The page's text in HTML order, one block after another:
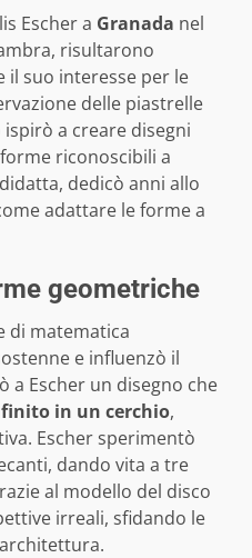
Escher a Granada nel
risultarono
il suo interesse per le
delle piastrelle
a creare disegni
riconoscibili a
dedicò anni allo
adattare le forme a
geometriche
di matematica
e influenzò il
a Escher un disegno che
in un cerchio,
Escher sperimentò
dando vita a tre
al modello del disco
irreali, sfidando le